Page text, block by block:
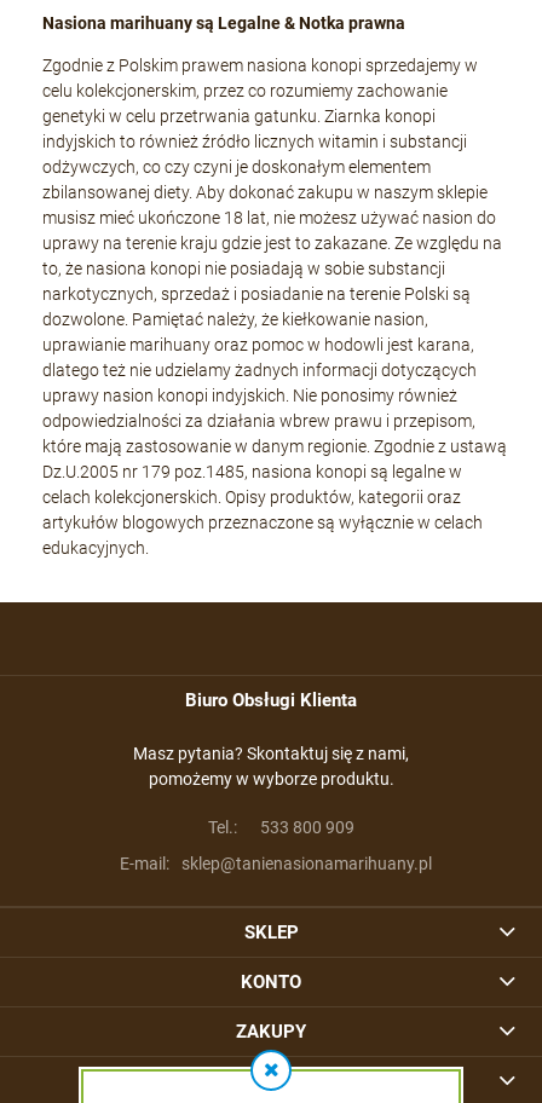
Nasiona marihuany są Legalne & Notka prawna
Zgodnie z Polskim prawem nasiona konopi sprzedajemy w
celu kolekcjonerskim, przez co rozumiemy zachowanie
genetyki w celu przetrwania gatunku. Ziarnka konopi
indyjskich to również źródło licznych witamin i substancji
odżywczych, co czy czyni je doskonałym elementem
zbilansowanej diety. Aby dokonać zakupu w naszym sklepie
musisz mieć ukończone 18 lat, nie możesz używać nasion do
uprawy na terenie kraju gdzie jest to zakazane. Ze względu na
to, że nasiona konopi nie posiadają w sobie substancji
narkotycznych, sprzedaż i posiadanie na terenie Polski są
dozwolone. Pamiętać należy, że kiełkowanie nasion,
uprawianie marihuany oraz pomoc w hodowli jest karana,
dlatego też nie udzielamy żadnych informacji dotyczących
uprawy nasion konopi indyjskich. Nie ponosimy również
odpowiedzialności za działania wbrew prawu i przepisom,
które mają zastosowanie w danym regionie. Zgodnie z ustawą
Dz.U.2005 nr 179 poz.1485, nasiona konopi są legalne w
celach kolekcjonerskich. Opisy produktów, kategorii oraz
artykułów blogowych przeznaczone są wyłącznie w celach
edukacyjnych.
Biuro Obsługi Klienta
Masz pytania? Skontaktuj się z nami,
pomożemy w wyborze produktu.
Tel.:
533 800 909
E-mail:
sklep@tanienasionamarihuany.pl
SKLEP
KONTO
ZAKUPY
INFORMACJE